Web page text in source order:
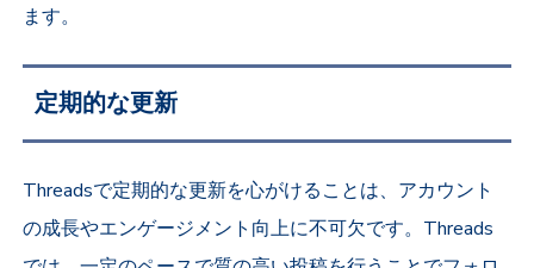
ます。
定期的な更新
Threadsで定期的な更新を心がけることは、アカウント
の成長やエンゲージメント向上に不可欠です。Threads